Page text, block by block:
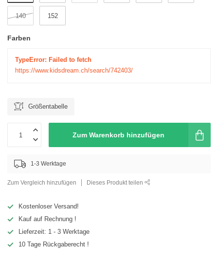
140 152
Farben
TypeError: Failed to fetch
https://www.kidsdream.ch/search/742403/
Größentabelle
Zum Warenkorb hinzufügen
1-3 Werktage
Zum Vergleich hinzufügen Dieses Produkt teilen
Kostenloser Versand!
Kauf auf Rechnung !
Lieferzeit: 1 - 3 Werktage
10 Tage Rückgaberecht !